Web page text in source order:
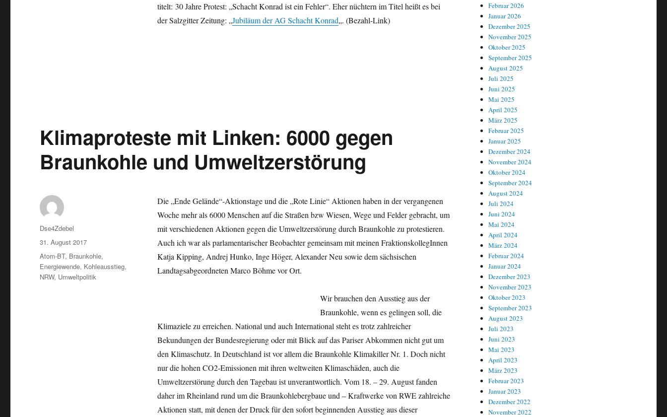
titelt: 30 Jahre Protest: „Schacht Konrad ist ein Fehler“. Eher nüchtern im Titel heißt es bei
der Salzgitter Zeitung: „Jubiläum der AG Schacht Konrad„. (Bezahl-Link)
Klimaproteste mit Linken: 6000 gegen
Braunkohle und Umweltzerstörung
Die „Ende Gelände“-Aktionstage und die „Rote Linie“ Aktionen haben in der vergangenen
Woche mehr als 6000 Menschen auf die Straßen bzw Wiesen, Wege und Felder gebracht, um
mit verschiedenen Aktionen gegen die Umweltzerstörung durch Braunkohle zu protestieren.
Auch ich war als parlamentarischer Beobachter gemeinsam mit meinen FraktionskollegInnen
Katja Kipping, Andrej Hunko, Inge Höger, Alexander Neu sowie dem sächsischen
Landtagsabgeordneten Marco Böhme vor Ort.
Wir brauchen den Ausstieg aus der
Braunkohle, wenn es gelingen soll, die
Klimaziele zu erreichen. National und auch International steht es trotz zahlreicher
Bekundungen der Bundesregierung oder mit Blick auf das Pariser Abkommen nicht gut um
den Klimaschutz. In Deutschland ist vor allem die Braunkohle Klimakiller Nr. 1. Doch nicht
nur die hohen CO2-Emissionen mit ihren weltweiten Klimaschäden, auch die
Umweltzerstörung durch den Tagebau ist unverantwortlich. Vom 18. – 29. August fanden
daher im Rheinland rund um die Braunkohlebergbaue und – Kraftwerke von RWE zahlreiche
Aktionen statt, mit denen der Druck für den sofort beginnenden Ausstieg aus dieser
Autor
Dse4Zdebel
Veröffentlicht
am
31. August 2017
Kategorien
Atom-BT, Braunkohle,
Energiewende, Kohleausstieg,
NRW, Umweltpolitik
Februar 2026
Januar 2026
Dezember 2025
November 2025
Oktober 2025
September 2025
August 2025
Juli 2025
Juni 2025
Mai 2025
April 2025
März 2025
Februar 2025
Januar 2025
Dezember 2024
November 2024
Oktober 2024
September 2024
August 2024
Juli 2024
Juni 2024
Mai 2024
April 2024
März 2024
Februar 2024
Januar 2024
Dezember 2023
November 2023
Oktober 2023
September 2023
August 2023
Juli 2023
Juni 2023
Mai 2023
April 2023
März 2023
Februar 2023
Januar 2023
Dezember 2022
November 2022